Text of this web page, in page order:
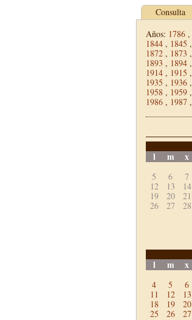
Consulta
Años: 1786 ,
1844 , 1845 ,
1872 , 1873 ,
1893 , 1894 ,
1914 , 1915 ,
1935 , 1936 ,
1958 , 1959 ,
1986 , 1987 ,
l m x
5
6 7
12
13 14
19
20 21
26
27 28
l m x
4
5 6
11
12 13
18
19 20
25
26 27